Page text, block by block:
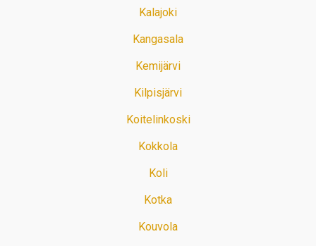
Kalajoki
Kangasala
Kemijärvi
Kilpisjärvi
Koitelinkoski
Kokkola
Koli
Kotka
Kouvola